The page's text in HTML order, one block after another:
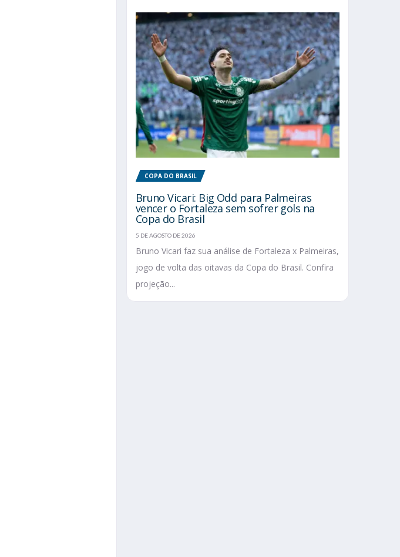
COPA DO BRASIL
Bruno Vicari: Big Odd para Palmeiras
vencer o Fortaleza sem sofrer gols na
Copa do Brasil
5 DE AGOSTO DE 2026
Bruno Vicari faz sua análise de Fortaleza x Palmeiras,
jogo de volta das oitavas da Copa do Brasil. Confira
projeção...